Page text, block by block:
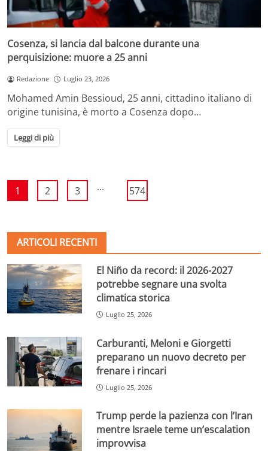
Cosenza, si lancia dal balcone durante una
perquisizione: muore a 25 anni
Redazione Luglio 23, 2026
Mohamed Amin Bessioud, 25 anni, cittadino italiano di
origine tunisina, è morto a Cosenza dopo…
Leggi di più
1 2 3 ... 574
ARTICOLI RECENTI
El Niño da record: il 2026-2027
potrebbe segnare una svolta
climatica storica
Luglio 25, 2026
Carburanti, Meloni e Giorgetti
preparano un nuovo decreto per
frenare i rincari
Luglio 25, 2026
Trump perde la pazienza con l’Iran
mentre Israele teme un’escalation
improvvisa